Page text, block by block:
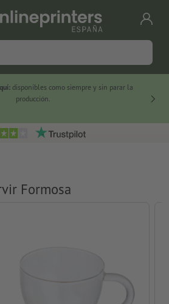
disponibles como siempre y sin parar la
producción.
Formosa